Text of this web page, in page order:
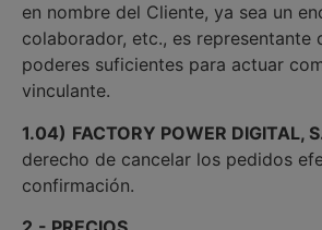
en nombre del Cliente, ya sea un
colaborador, etc., es representante
poderes suficientes para actuar
vinculante.
1.04) FACTORY POWER DIGITAL,
derecho de cancelar los pedidos
confirmación.